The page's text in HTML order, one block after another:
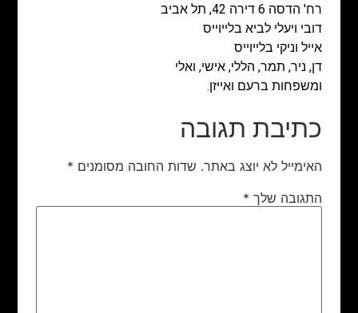
רח' הדסה 6 דירה 42, תל אביב
דובי ויעלי לביא בלייוייס
אייל וניקי בלייוייס
דן, ניר, תמר, הללי, אישי, ואלי
ומשפחות ברעם ואייזן.
כתיבת תגובה
האימייל לא יוצג באתר. שדות החובה מסומנים *
התגובה שלך *